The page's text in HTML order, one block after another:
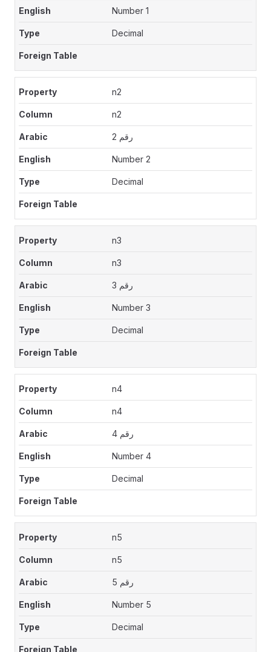
Number 1
Decimal
n2
n2
رقم 2
Number 2
Decimal
n3
n3
رقم 3
Number 3
Decimal
n4
n4
رقم 4
Number 4
Decimal
n5
n5
رقم 5
Number 5
Decimal